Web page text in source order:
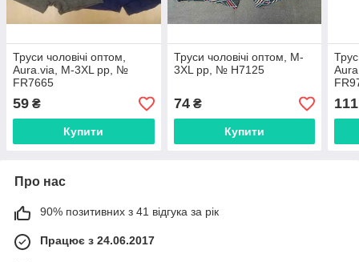
Труси чоловічі оптом,
Aura.via, M-3XL pp, №
FR7665
59 ₴
Купити
Труси чоловічі оптом, M-
3XL pp, № H7125
74₴
Купити
111
Про нас
90% позитивних з 41 відгука за рік
Працює з 24.06.2017